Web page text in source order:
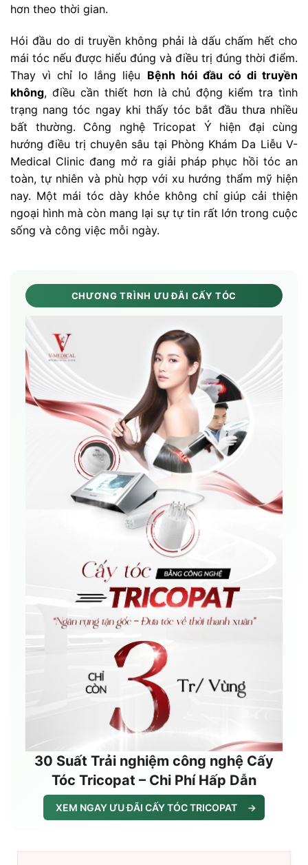
hơn theo thời gian.
Hói đầu do di truyền không phải là dấu chấm hết cho
mái tóc nếu được hiểu đúng và điều trị đúng thời điểm.
Thay vì chỉ lo lắng liệu Bệnh hói đầu có di truyền
không, điều cần thiết hơn là chủ động kiểm tra tình
trạng nang tóc ngay khi thấy tóc bắt đầu thưa nhiều
bất thường. Công nghệ Tricopat Ý hiện đại cùng
hướng điều trị chuyên sâu tại Phòng Khám Da Liễu V-
Medical Clinic đang mở ra giải pháp phục hồi tóc an
toàn, tự nhiên và phù hợp với xu hướng thẩm mỹ hiện
nay. Một mái tóc dày khỏe không chỉ giúp cải thiện
ngoại hình mà còn mang lại sự tự tin rất lớn trong cuộc
sống và công việc mỗi ngày.
CHƯƠNG TRÌNH ƯU ĐÃI CẤY TÓC
30 Suất Trải nghiệm công nghệ Cấy
Tóc Tricopat – Chi Phí Hấp Dẫn
XEM NGAY ƯU ĐÃI CẤY TÓC TRICOPAT →